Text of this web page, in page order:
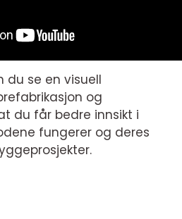
du se en visuell
og
du får bedre innsikt i
fungerer og deres